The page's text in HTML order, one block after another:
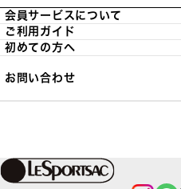
会員サービスについて
ご利用ガイド
初めての方へ
お問い合わせ